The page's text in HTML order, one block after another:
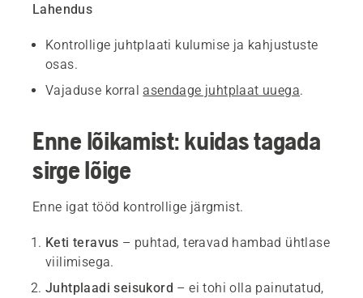
Lahendus
Kontrollige juhtplaati kulumise ja kahjustuste
osas.
Vajaduse korralasendage juhtplaat uuega.
Enne lõikamist: kuidas tagada
sirge lõige
Enne igat tööd kontrollige järgmist.
Keti teravus – puhtad, teravad hambad ühtlase
viilimisega.
Juhtplaadi seisukord – ei tohi olla painutatud,